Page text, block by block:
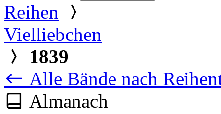
Reihen
Vielliebchen
1839
Alle Bände nach
Almanach